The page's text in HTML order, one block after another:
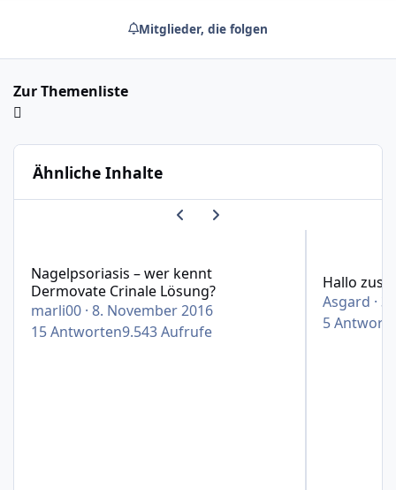
Mitglieder, die folgen
Zur Themenliste
Ähnliche Inhalte
Vorherige Karussell-Folie
Nächste Karussell-Folie
Nagelpsoriasis – wer kennt
Dermovate Crinale Lösung?
marli00 ·8. November 2016
15Antworten9.543Aufrufe
Hallo
Asgard ·
5